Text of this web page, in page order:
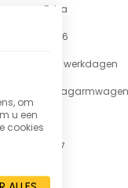
Fetra
4626
7-11 werkdagen
Draagarmwagen
1807
500
om
u een
cookies